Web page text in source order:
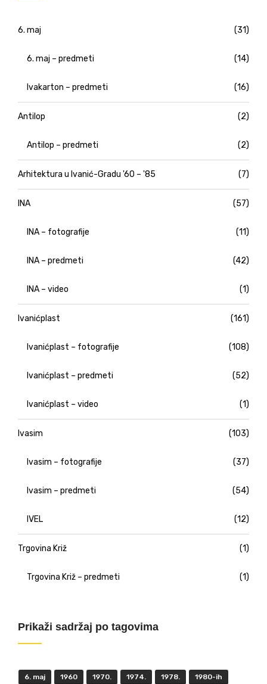
i
6. maj (31)
6. maj – predmeti (14)
Ivakarton – predmeti (16)
Antilop (2)
Antilop – predmeti (2)
Arhitektura u Ivanić-Gradu '60 – '85 (7)
INA (57)
INA – fotografije (11)
INA – predmeti (42)
INA – video (1)
Ivanićplast (161)
Ivanićplast – fotografije (108)
Ivanićplast – predmeti (52)
Ivanićplast – video (1)
Ivasim (103)
Ivasim – fotografije (37)
Ivasim – predmeti (54)
IVEL (12)
Trgovina Križ (1)
Trgovina Križ – predmeti (1)
Prikaži sadržaj po tagovima
6. maj 1960 1970. 1974. 1978. 1980-ih